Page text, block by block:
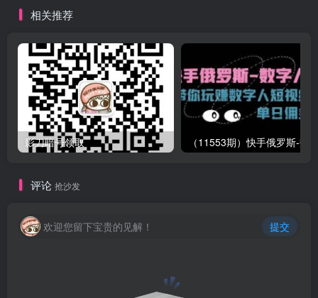
相关推荐
影刀暗号领取
评论 抢沙发
欢迎您留下宝贵的见解！ 提交